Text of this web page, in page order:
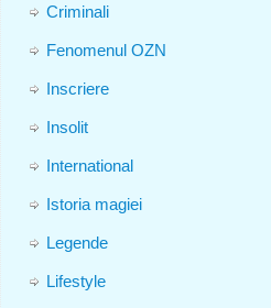
Criminali
Fenomenul OZN
Inscriere
Insolit
International
Istoria magiei
Legende
Lifestyle